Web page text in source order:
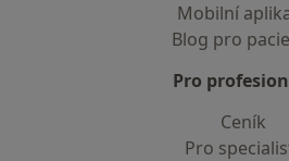
Mobilní
Blog pro
Pro
Ceník
Pro